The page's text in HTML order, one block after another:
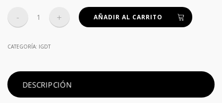
SOCIO
AÑADIR AL CARRITO
CATEGORÍA: IGDT
DESCRIPCIÓN